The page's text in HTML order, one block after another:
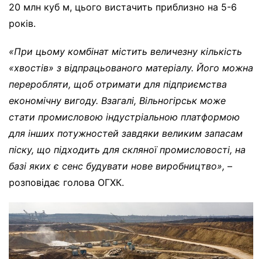
20 млн куб м, цього вистачить приблизно на 5-6
років.
«При цьому комбінат містить величезну кількість
«хвостів» з відпрацьованого матеріалу. Його можна
переробляти, щоб отримати для підприємства
економічну вигоду. Взагалі, Вільногірськ може
стати промисловою індустріальною платформою
для інших потужностей завдяки великим запасам
піску, що підходить для скляної промисловості, на
базі яких є сенс будувати нове виробництво», –
розповідає голова ОГХК.